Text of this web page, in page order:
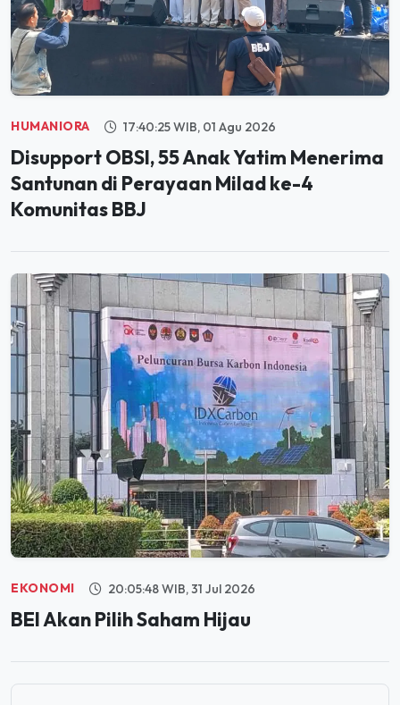
HUMANIORA 17:40:25 WIB, 01 Agu 2026
Disupport OBSI, 55 Anak Yatim Menerima
Santunan di Perayaan Milad ke-4
Komunitas BBJ
EKONOMI 20:05:48 WIB, 31 Jul 2026
BEI Akan Pilih Saham Hijau